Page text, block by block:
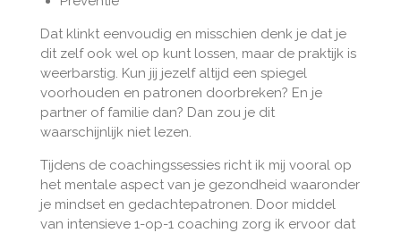
Dat klinkt eenvoudig en misschien denk je dat je
dit zelf ook wel op kunt lossen, maar de praktijk is
weerbarstig. Kun jij jezelf altijd een spiegel
voorhouden en patronen doorbreken? En je
partner of familie dan? Dan zou je dit
waarschijnlijk niet lezen.
Tijdens de coachingssessies richt ik mij vooral op
het mentale aspect van je gezondheid waaronder
je mindset en gedachtepatronen. Door middel
van intensieve 1-op-1 coaching zorg ik ervoor dat